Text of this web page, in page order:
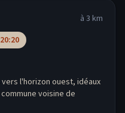
à 3 km
20:20
l'horizon ouest, idéaux
voisine de